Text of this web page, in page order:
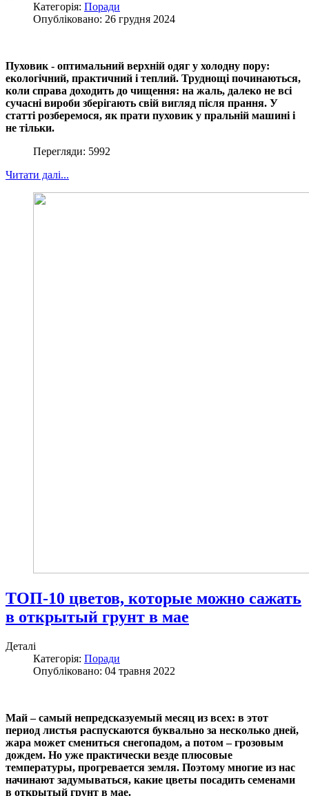
Категорія: Поради
Опубліковано: 26 грудня 2024
Пуховик - оптимальний верхній одяг у холодну пору:
екологічний, практичний і теплий. Труднощі починаються,
коли справа доходить до чищення: на жаль, далеко не всі
сучасні вироби зберігають свій вигляд після прання. У
статті розберемося, як прати пуховик у пральній машині і
не тільки.
Перегляди: 5992
Читати далі...
ТОП-10 цветов, которые можно сажать
в открытый грунт в мае
Деталі
Категорія: Поради
Опубліковано: 04 травня 2022
Май – самый непредсказуемый месяц из всех: в этот
период листья распускаются буквально за несколько дней,
жара может смениться снегопадом, а потом – грозовым
дождем. Но уже практически везде плюсовые
температуры, прогревается земля. Поэтому многие из нас
начинают задумываться, какие цветы посадить семенами
в открытый грунт в мае.